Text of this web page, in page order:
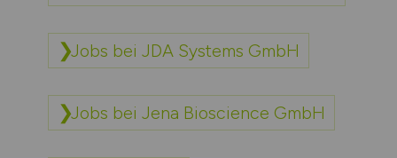
Jobs bei JDA Systems GmbH
Jobs bei Jena Bioscience GmbH